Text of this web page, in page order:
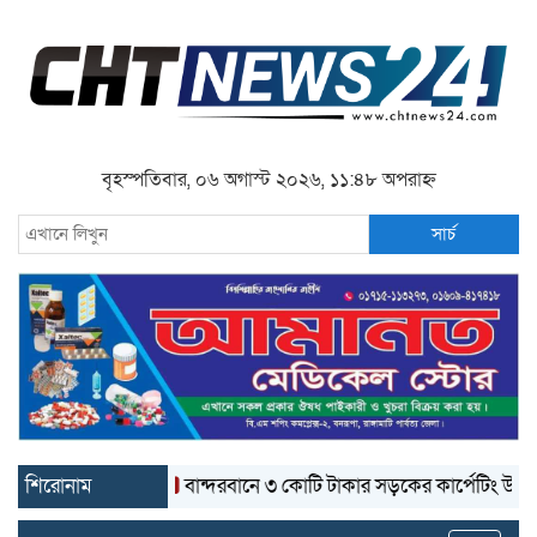
বৃহস্পতিবার, ০৬ অগাস্ট ২০২৬, ১১:৪৮ অপরাহ্ন
সার্চ
শিরোনাম বান্দরবানে ৩ কোটি টাকার সড়কের কার্পেটিং উঠে